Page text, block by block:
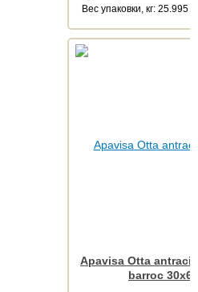
Веc упаковки, кг: 25.995
Apavisa Otta
barroc 30x60